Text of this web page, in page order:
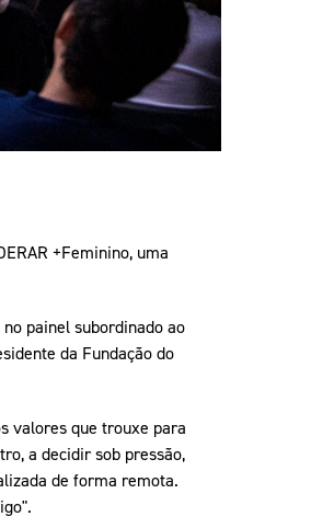
+Feminino, uma
painel subordinado ao
da Fundação do
valores que trouxe para
a decidir sob pressão,
de forma remota.